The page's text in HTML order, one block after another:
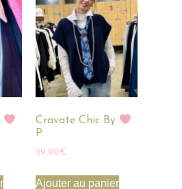
Cravate Chic By
P.
39,90€
Ajouter au panier